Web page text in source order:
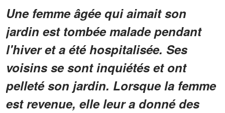
Une femme âgée qui aimait son
jardin est tombée malade pendant
l'hiver et a été hospitalisée. Ses
voisins se sont inquiétés et ont
pelleté son jardin. Lorsque la femme
est revenue, elle leur a donné des